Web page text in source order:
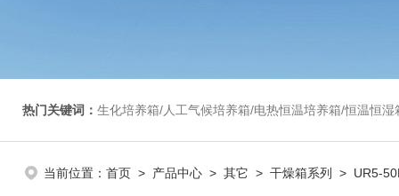
热门关键词： 生化培养箱/人工气候培养箱/电热恒温培养箱/恒温恒湿箱/光照培养箱/二氧化碳培养箱
当前位置： 首页 > 产品中心 > 其它 > 干燥箱系列 > UR5-